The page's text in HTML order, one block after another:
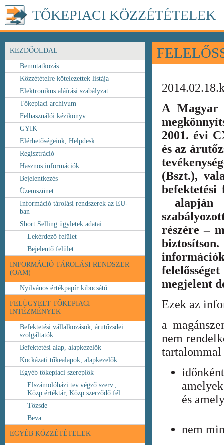
TŐKEPIACI KÖZZÉTÉTELEK
KEZDŐOLDAL
Bemutatkozás
Közzétételre kötelezettek listája
Elektronikus aláírási szabályzat
Tőkepiaci archívum
Felhasználói kézikönyv
GYIK
Elérhetőségeink, Helpdesk
Regisztráció
Hasznos információk
Bejelentkezés
Üzemszünet
Információ tárolási rendszerek az EU-
ban
Short Selling ügyletek adatai
Lekérdező felület
Bejelentő felület
INFORMÁCIÓ TÁROLÁSI RENDSZER
(OAM)
Nyilvános értékpapír kibocsátó
FELÜGYELT TŐKEPIACI
INTÉZMÉNYEK
Befektetési vállalkozások, árutőzsdei
szolgáltatók
Befektetési alap, alapkezelők
Kockázati tőkealapok, alapkezelők
Egyéb tőkepiaci szereplők
Elszámolóházi tev.végző szerv.,
Közp.értéktár, Közp.szerződő fél
Tőzsde
Beva
EGYÉB KÖZZÉTÉTELEK
A Magyar
2001. évi
és az
(Bszt.),
alapján
részére –
megjelent
Ezek az
a
nem
és
nem